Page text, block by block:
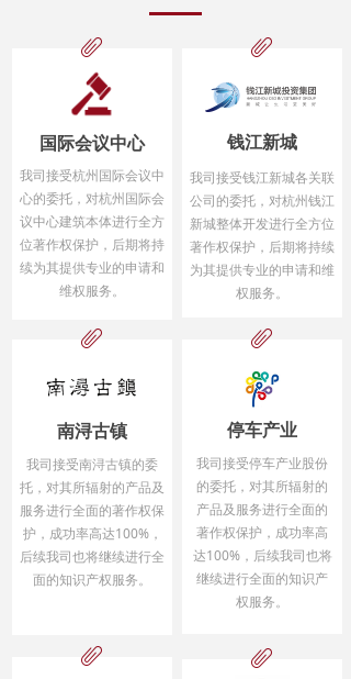
我司接受南浔古镇的委
托，对其所辐射的产品及
服务进行全面的著作权保
护，成功率高达100%，
后续我司也将继续进行全
面的知识产权服务。
南浔古镇
ꁨ
我司接受停车产业股份
的委托，对其所辐射的
产品及服务进行全面的
著作权保护，成功率高
达100%，后续我司也将
继续进行全面的知识产
权服务。
ꁨ
停车产业
ꁨ
国际会议中心
ꁨ
我司接受杭州国际会议中
心的委托，对杭州国际会
议中心建筑本体进行全方
位著作权保护，后期将持
续为其提供专业的申请和
维权服务。
钱江新城
ꁨ
我司接受钱江新城各关联
公司的委托，对杭州钱江
新城整体开发进行全方位
著作权保护，后期将持续
为其提供专业的申请和维
权服务。
ꁨ